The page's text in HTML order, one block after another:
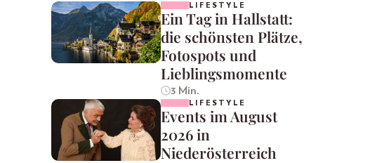
LIFESTYLE
Ein Tag in Hallstatt:
die schönsten Plätze,
Fotospots und
Lieblingsmomente
3 Min.
LIFESTYLE
Events im August
2026 in
Niederösterreich